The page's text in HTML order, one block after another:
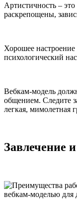
Артистичность –
раскрепощены,
Хорошее
психологический
Вебкам-модель
общением. Следите
легкая, мимолетная
Завлечение